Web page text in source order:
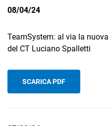
08/04/24
TeamSystem: al via la
del CT Luciano Spalletti
SCARICA PDF